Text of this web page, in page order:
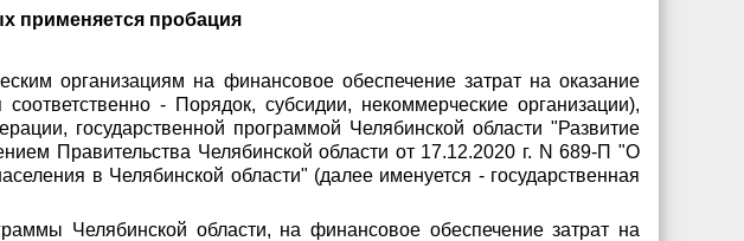
применяется пробация
организациям на финансовое обеспечение затрат на оказание
- Порядок, субсидии, некоммерческие организации),
государственной программой Челябинской области "Развитие
Правительства Челябинской области от 17.12.2020 г. N 689-П "О
в Челябинской области" (далее именуется - государственная
Челябинской области, на финансовое обеспечение затрат на